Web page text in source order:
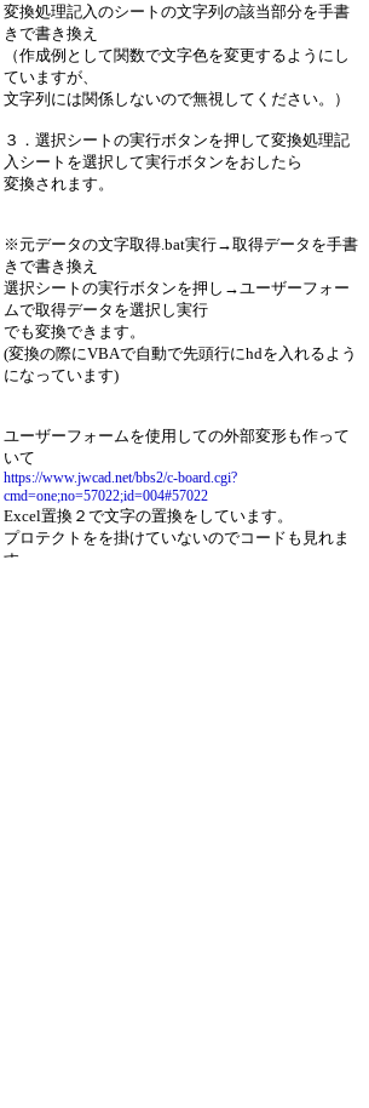
変換処理記入のシートの文字列の該当部分を手書
きで書き換え
（作成例として関数で文字色を変更するようにし
ていますが、
文字列には関係しないので無視してください。）
３．選択シートの実行ボタンを押して変換処理記
入シートを選択して実行ボタンをおしたら
変換されます。
※元データの文字取得.bat実行→取得データを手書
きで書き換え
選択シートの実行ボタンを押し→ユーザーフォー
ムで取得データを選択し実行
でも変換できます。
(変換の際にVBAで自動で先頭行にhdを入れるよう
になっています)
ユーザーフォームを使用しての外部変形も作って
いて
https://www.jwcad.net/bbs2/c-board.cgi?
cmd=one;no=57022;id=004#57022
Excel置換２で文字の置換をしています。
プロテクトをを掛けていないのでコードも見れま
す。